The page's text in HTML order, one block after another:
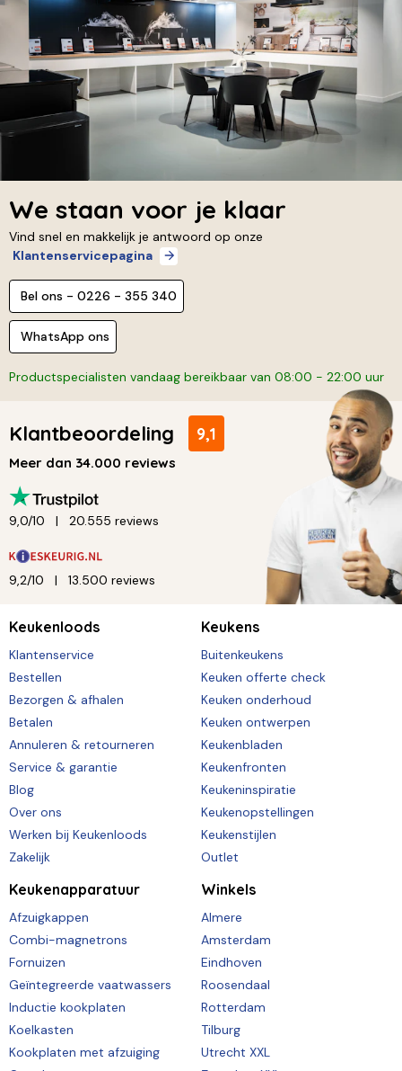
We staan voor je klaar
Vind snel en makkelijk je antwoord op onze
Klantenservicepagina
Bel ons - 0226 - 355 340
WhatsApp ons
Productspecialisten vandaag bereikbaar van 08:00 - 22:00 uur
Klantbeoordeling 9,1
Meer dan 34.000 reviews
9,0/10 20.555 reviews
9,2/10 13.500 reviews
Keukenloods
Klantenservice
Bestellen
Bezorgen & afhalen
Betalen
Annuleren & retourneren
Service & garantie
Blog
Over ons
Werken bij Keukenloods
Zakelijk
Keukens
Buitenkeukens
Keuken offerte check
Keuken onderhoud
Keuken ontwerpen
Keukenbladen
Keukenfronten
Keukeninspiratie
Keukenopstellingen
Keukenstijlen
Outlet
Keukenapparatuur
Afzuigkappen
Combi-magnetrons
Fornuizen
Geïntegreerde vaatwassers
Inductie kookplaten
Koelkasten
Kookplaten met afzuiging
Winkels
Almere
Amsterdam
Eindhoven
Roosendaal
Rotterdam
Tilburg
Utrecht XXL